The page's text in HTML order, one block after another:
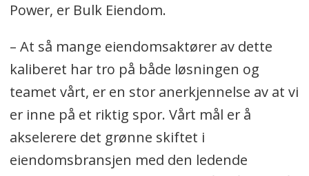
Power, er Bulk Eiendom.
– At så mange eiendomsaktører av dette
kaliberet har tro på både løsningen og
teamet vårt, er en stor anerkjennelse av at vi
er inne på et riktig spor. Vårt mål er å
akselerere det grønne skiftet i
eiendomsbransjen med den ledende